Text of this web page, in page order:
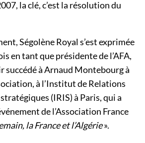
la clé, c’est la résolution du
Ségolène Royal s’est exprimée
en tant que présidente de l’AFA,
succédé à Arnaud Montebourg à
à l’Institut de Relations
(IRIS) à Paris, qui a
de l’Association France
la France et l’Algérie».